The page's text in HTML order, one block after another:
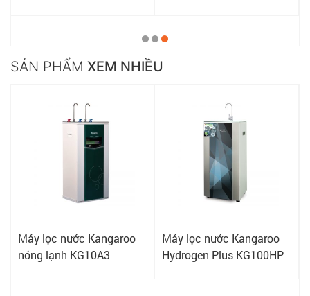
SẢN PHẨM XEM NHIỀU
Máy lọc nước Kangaroo
nóng lạnh KG10A3
Máy lọc nước Kangaroo
Hydrogen Plus KG100HP